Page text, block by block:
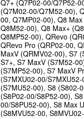
Q7+ (Q7P02-00/Q7P52-
(Q7M02-00/Q7M52-00),
00, Q7MP02-00), Q8
Q8M52-00), Q8 Max+
Q8MP52-00), QRevo
QRevo Pro (QRP02-00,
MaxV (QRMV02-00), S7
S7+, S7 MaxV (S7M52-
(S7MP52-00), S7 MaxV
(S7MXU02-00/
(S7MU52-00), S8 (S802-
(S8P02-00/S8P52-00),
00/S8PU52-00), S8 Max
(S8MVU52-00,